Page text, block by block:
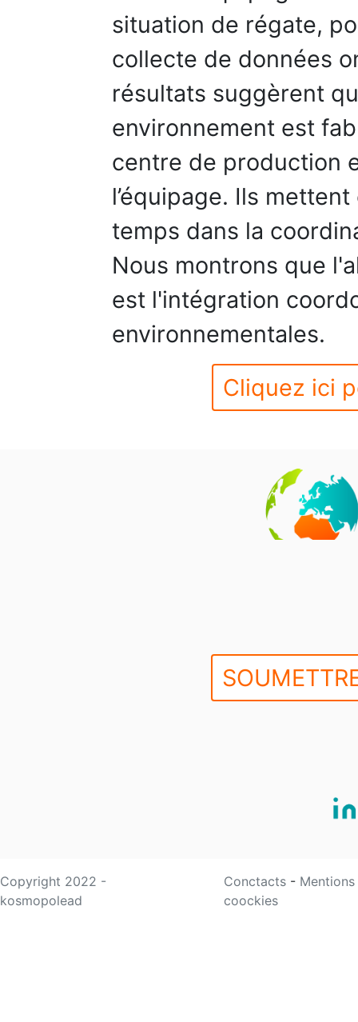
situation de régate,
collecte de données
résultats suggèrent
environnement est
centre de production
l’équipage. Ils
temps dans la
Nous montrons que
est l'intégration
environnementales.
Cliquez ici
Copyright 2022 -
kosmopolead
Conctacts -
coockies